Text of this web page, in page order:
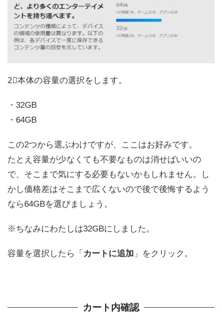
2⃣本体の容量の選択をします。
・32GB
・64GB
この2つから選ぶわけですが、ここはお好みです。
たとえ容量が少なくても不要なものは消せばいいの
で、そこまで気にする必要もないかもしれません。し
かし価格差はそこまで広くないので後で後悔するよう
なら64GBを選びましょう。
※ちなみにわたしは32GBにしました。
容量を選択したら「 カートに追加 」をクリック。
カート内確認